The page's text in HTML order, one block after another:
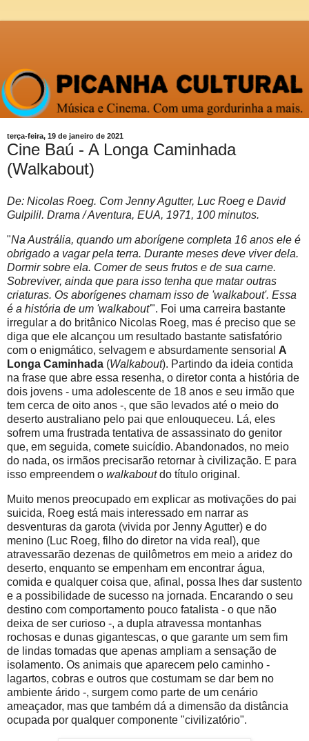
terça-feira, 19 de janeiro de 2021
Cine Baú - A Longa Caminhada
(Walkabout)
De: Nicolas Roeg. Com Jenny Agutter, Luc Roeg e David
Gulpilil. Drama / Aventura, EUA, 1971, 100 minutos.
"Na Austrália, quando um aborígene completa 16 anos ele é
obrigado a vagar pela terra. Durante meses deve viver dela.
Dormir sobre ela. Comer de seus frutos e de sua carne.
Sobreviver, ainda que para isso tenha que matar outras
criaturas. Os aborígenes chamam isso de 'walkabout'. Essa
é a história de um 'walkabout'". Foi uma carreira bastante
irregular a do britânico Nicolas Roeg, mas é preciso que se
diga que ele alcançou um resultado bastante satisfatório
com o enigmático, selvagem e absurdamente sensorial A
Longa Caminhada (Walkabout). Partindo da ideia contida
na frase que abre essa resenha, o diretor conta a história de
dois jovens - uma adolescente de 18 anos e seu irmão que
tem cerca de oito anos -, que são levados até o meio do
deserto australiano pelo pai que enlouqueceu. Lá, eles
sofrem uma frustrada tentativa de assassinato do genitor
que, em seguida, comete suicídio. Abandonados, no meio
do nada, os irmãos precisarão retornar à civilização. E para
isso empreendem o walkaboutdo título original.
Muito menos preocupado em explicar as motivações do pai
suicida, Roeg está mais interessado em narrar as
desventuras da garota (vivida por Jenny Agutter) e do
menino (Luc Roeg, filho do diretor na vida real), que
atravessarão dezenas de quilômetros em meio a aridez do
deserto, enquanto se empenham em encontrar água,
comida e qualquer coisa que, afinal, possa lhes dar sustento
e a possibilidade de sucesso na jornada. Encarando o seu
destino com comportamento pouco fatalista - o que não
deixa de ser curioso -, a dupla atravessa montanhas
rochosas e dunas gigantescas, o que garante um sem fim
de lindas tomadas que apenas ampliam a sensação de
isolamento. Os animais que aparecem pelo caminho -
lagartos, cobras e outros que costumam se dar bem no
ambiente árido -, surgem como parte de um cenário
ameaçador, mas que também dá a dimensão da distância
ocupada por qualquer componente "civilizatório".